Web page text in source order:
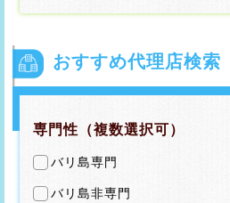
おすすめ代理店検索
専門性（複数選択可）
バリ島専門
バリ島非専門